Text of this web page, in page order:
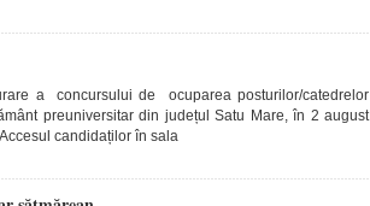
a concursului de ocuparea posturilor/catedrelor
preuniversitar din județul Satu Mare, în 2 august
candidaților în sala